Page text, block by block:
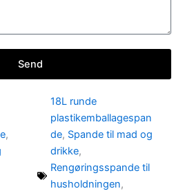
Send
,
18L runde
plastikemballagespan
de, Spande til mad og
drikke,
Rengøringsspande til
husholdningen,